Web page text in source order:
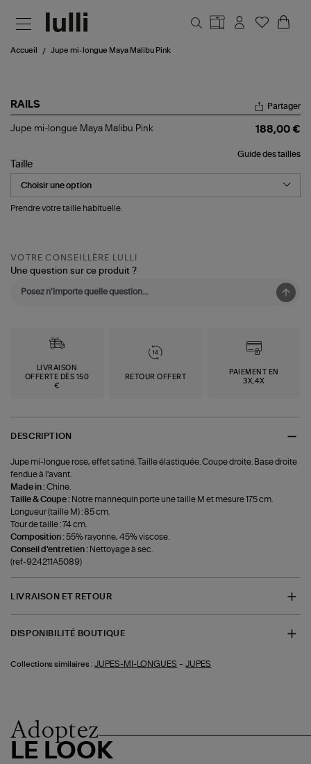
Accueil Jupe mi-longue Maya Malibu Pink
RAILS
Jupe
Maya
Malibu
Pink
Partager
Jupe mi-longue Maya Malibu Pink 188,00 €
Guide des tailles
Taille
Prendre votre taille habituelle.
VOTRE CONSEILLÈRE LULLI
Une question sur ce produit ?
LIVRAISON
OFFERTE DÈS 150
€
RETOUR OFFERT
PAIEMENT EN
3X,4X
DESCRIPTION
Jupe mi-longue rose, effet satiné. Taille élastiquée. Coupe droite. Base droite
fendue à l'avant.
Made in :Chine.
Taille & Coupe : Notre mannequin porte une taille M et mesure 175 cm.
Longueur (taille M) : 85 cm.
Tour de taille : 74 cm.
Composition :55% rayonne, 45% viscose.
Conseil d'entretien : Nettoyage à sec.
(ref-924211A5089)
LIVRAISON ET RETOUR
DISPONIBILITÉ BOUTIQUE
Collections similaires : JUPES-MI-LONGUES -JUPES
Adoptez
LE LOOK